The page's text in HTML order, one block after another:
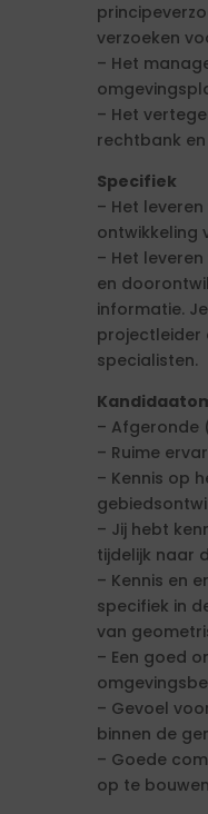
verzoeken
– Het
– Het
rechtbank
Specifiek
– Het
ontwikkeling
– Het
en
informatie.
projectleider
specialisten.
– Afgeronde
– Ruime
– Kennis op
– Jij hebt
tijdelijk naar
– Kennis en
specifiek in
van
– Een goed
– Gevoel
binnen de
– Goede
op te